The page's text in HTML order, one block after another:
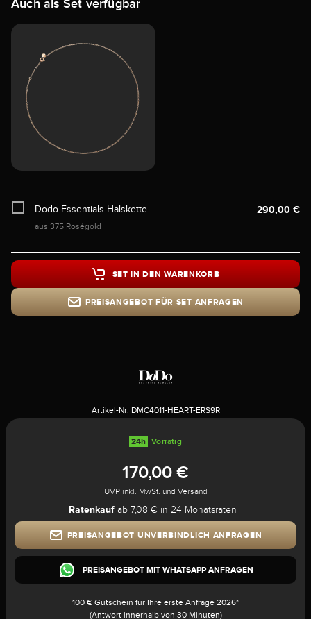
Auch als Set verfügbar
Dodo Essentials Halskette
aus 375 Roségold
290,00 €
PREISANGEBOT FÜR SET ANFRAGEN
SET IN DEN WARENKORB
Artikel-Nr: DMC4011-HEART-ERS9R
24h Vorrätig
170,00 €
UVP inkl. MwSt. und Versand
Ratenkauf ab 7,08 € in 24 Monatsraten
PREISANGEBOT UNVERBINDLICH ANFRAGEN
PREISANGEBOT MIT WHATSAPP ANFRAGEN
100 € Gutschein für Ihre erste Anfrage 2026*
(Antwort innerhalb von 30 Minuten)